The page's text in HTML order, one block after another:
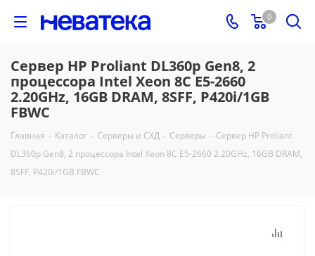
0
Сервер HP Proliant DL360p Gen8, 2
процессора Intel Xeon 8C E5-2660
2.20GHz, 16GB DRAM, 8SFF, P420i/1GB
FBWC
Главная - Каталог - Серверы и СХД - Серверы - Сервер HP Proliant
DL360p Gen8, 2 процессора Intel Xeon 8C E5-2660 2.20GHz, 16GB DRAM,
8SFF, P420i/1GB FBWC